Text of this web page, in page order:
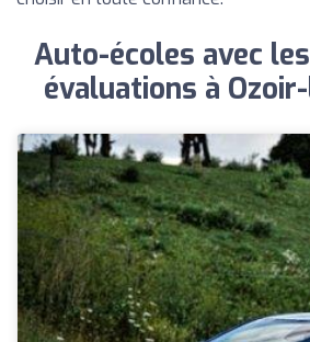
Auto-écoles avec
évaluations à